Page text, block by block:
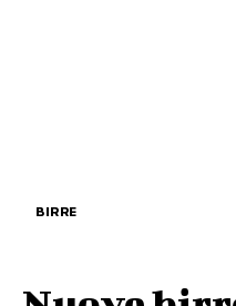
BIRRE